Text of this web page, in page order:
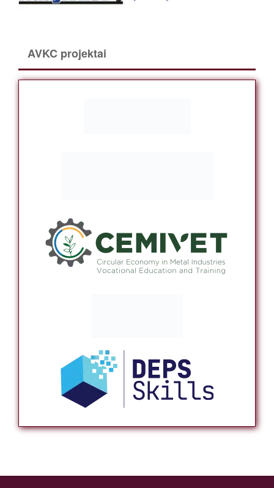
AVKC projektai